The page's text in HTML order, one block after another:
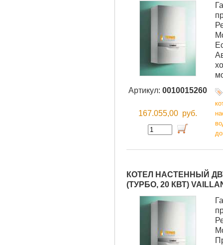
Артикул: 0010015260
167.055,00 руб.
КОТЕЛ НАСТЕННЫЙ
(ТУРБО, 20 КВТ)